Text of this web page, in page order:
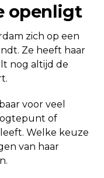
openligt
zich op een
Ze heeft haar
nog altijd de
voor veel
of
Welke keuze
van haar